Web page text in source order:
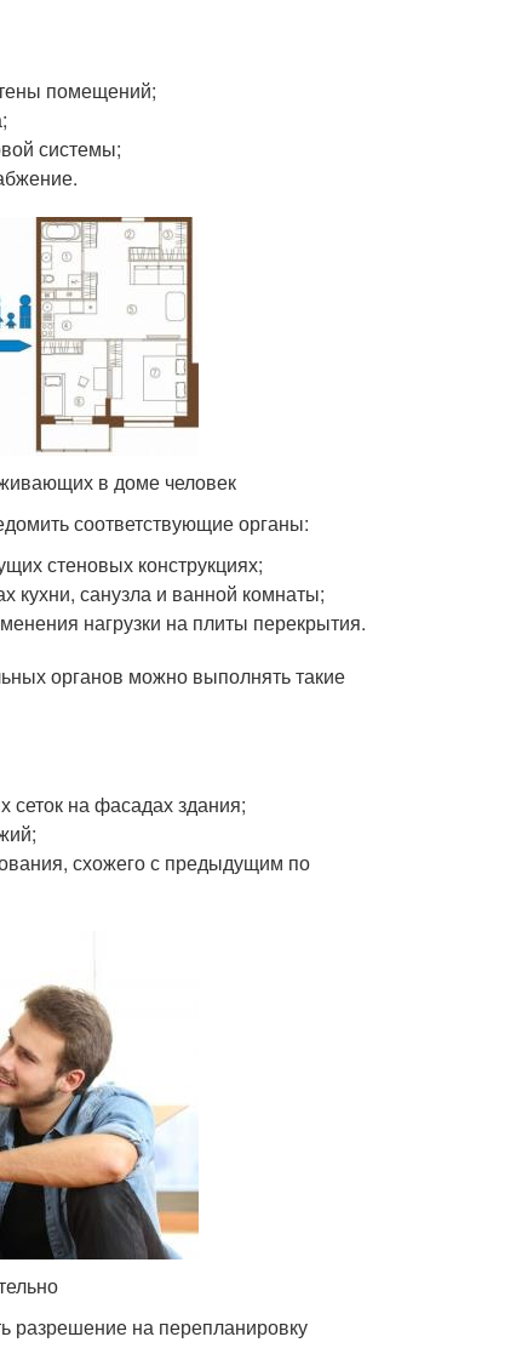
помещений;
системы;
в доме человек
соответствующие органы:
стеновых конструкциях;
кухни, санузла и ванной комнаты;
нагрузки на плиты перекрытия.
органов можно выполнять такие
на фасадах здания;
схожего с предыдущим по
разрешение на перепланировку